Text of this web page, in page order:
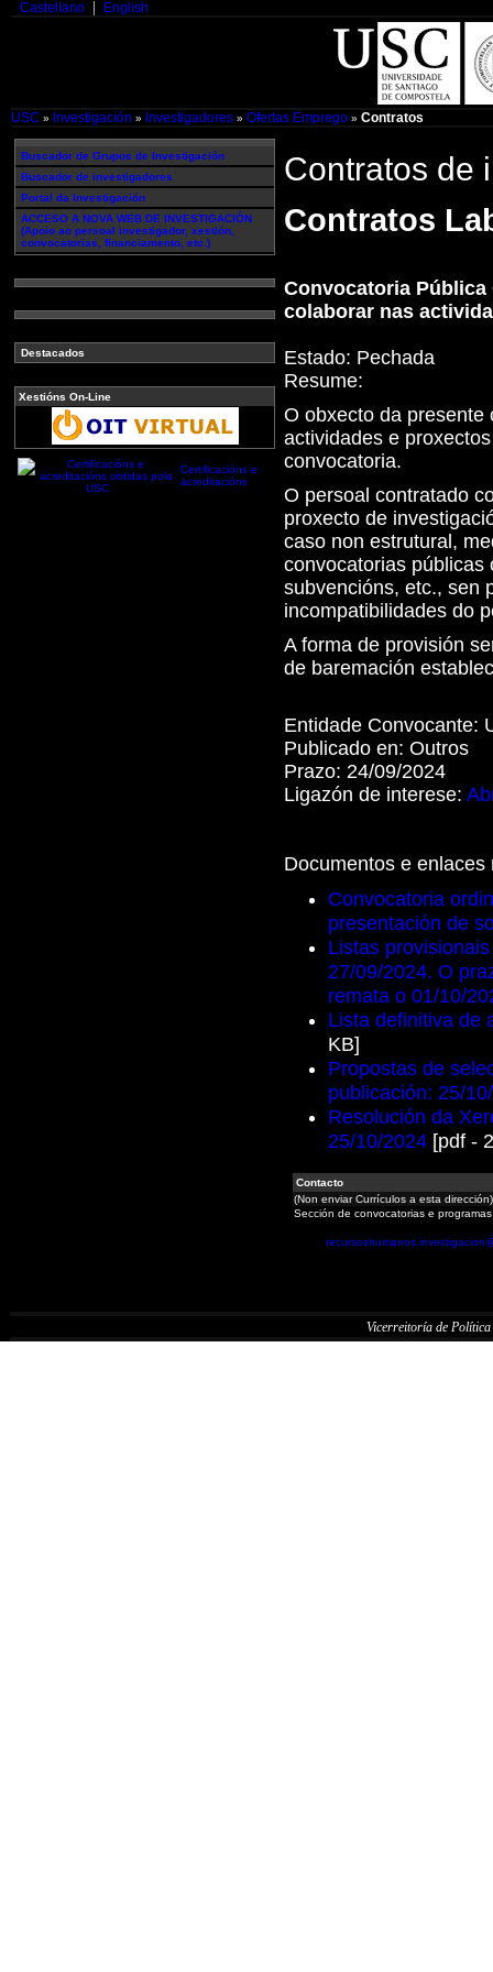
Castellano English
USC » Investigación » Investigadores » Ofertas Emprego » Contratos
Buscador de Grupos de Investigación
Buscador de investigadores
Portal da Investigación
ACCESO A NOVA WEB DE INVESTIGACIÓN
(Apoio ao persoal investigador, xestión,
convocatorias, financiamento, etc.)
Destacados
Xestións On-Line
Certificacións e
acreditacións
Contratos de
Contratos
Convocatoria Pública
colaborar nas
Estado: Pechada
Resume:
O obxecto da presente
actividades e
convocatoria.
O persoal contratado
proxecto de
caso non estrutural,
convocatorias públicas
subvencións, etc., sen
incompatibilidades do
A forma de provisión
de baremación
Entidade Convocante:
Publicado en: Outros
Prazo: 24/09/2024
Ligazón de interese:
Documentos e enlaces
Convocatoria
presentación de
Listas
27/09/2024. O
remata o 01/10/
Lista definitiva de
KB]
Propostas de
publicación: 25/
Resolución da
25/10/2024 [pdf -
Contacto
(Non enviar Currículos a esta dirección)
Sección de convocatorias e
Vicerreitoría de